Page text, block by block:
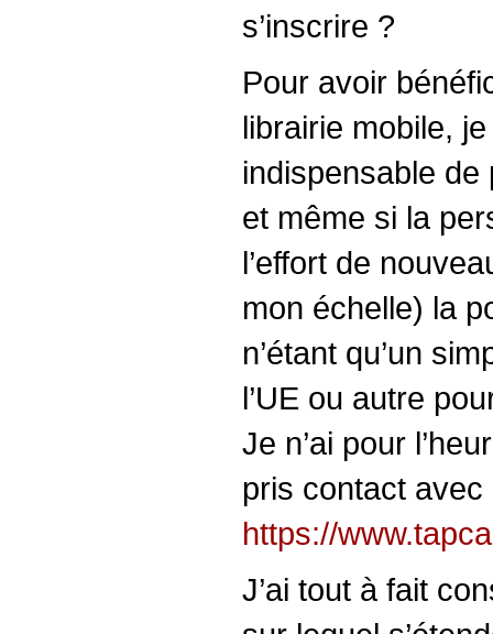
s’inscrire ?
Pour avoir
librairie mobile,
indispensable de
et même si la
l’effort de
mon échelle) la
n’étant qu’un
l’UE ou autre
Je n’ai pour
pris contact avec
https://
J’ai tout à fait